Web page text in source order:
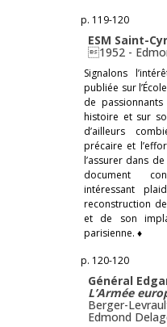
p. 119-120
ESM Saint-
1952 -
Signalons
publiée sur
de
histoire et sur
d’ailleurs
précaire et
l’assurer dans
document
intéressant
reconstruction de
et de son
parisienne. ♦
p. 120-120
Général
L’Armée
Berger-
Edmond